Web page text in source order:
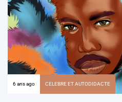
6 ans ago CELEBRE ET AUTODIDACTE